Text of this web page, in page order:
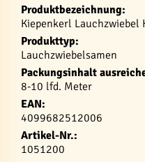
Produktbezeichnung:
Kiepenkerl Lauchzwiebel
Produkttyp:
Lauchzwiebelsamen
Packungsinhalt
8-10 lfd. Meter
EAN:
4099682512006
Artikel-Nr.:
1051200